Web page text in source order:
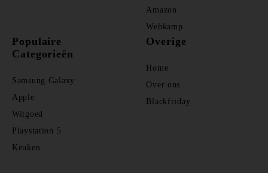
Amazon
Wehkamp
Populaire
Categorieën
Samsung Galaxy
Apple
Witgoed
Playstation 5
Keuken
Overige
Home
Over ons
Blackfriday